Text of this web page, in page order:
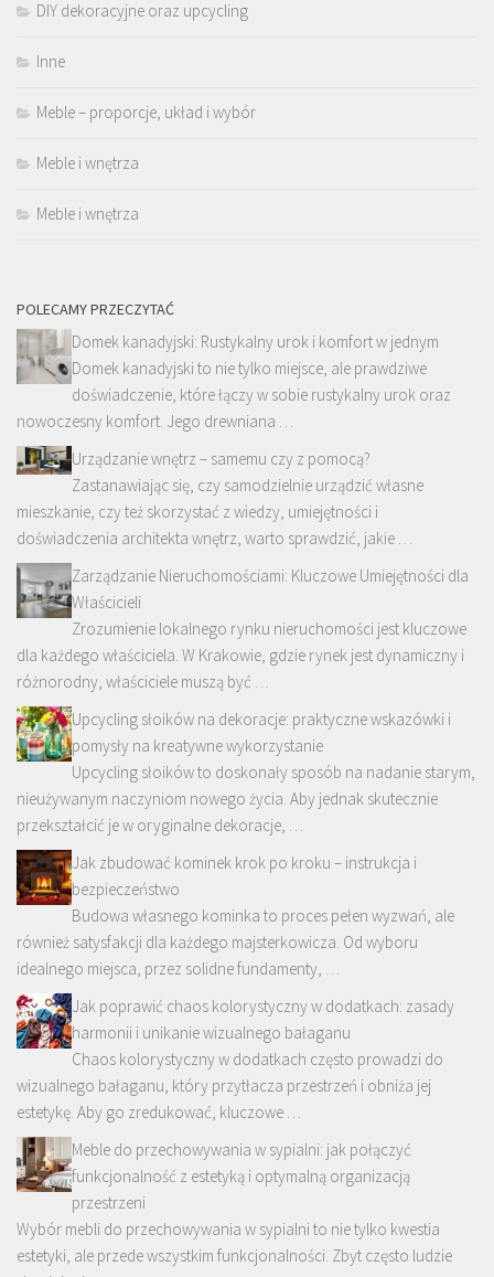
DIY dekoracyjne oraz upcycling
Inne
Meble – proporcje, układ i wybór
Meble i wnętrza
Meble i wnętrza
POLECAMY PRZECZYTAĆ
Domek kanadyjski: Rustykalny urok i komfort w jednym
Domek kanadyjski to nie tylko miejsce, ale prawdziwe
doświadczenie, które łączy w sobie rustykalny urok oraz
nowoczesny komfort. Jego drewniana …
Urządzanie wnętrz – samemu czy z pomocą?
Zastanawiając się, czy samodzielnie urządzić własne
mieszkanie, czy też skorzystać z wiedzy, umiejętności i
doświadczenia architekta wnętrz, warto sprawdzić, jakie …
Zarządzanie Nieruchomościami: Kluczowe Umiejętności dla
Właścicieli
Zrozumienie lokalnego rynku nieruchomości jest kluczowe
dla każdego właściciela. W Krakowie, gdzie rynek jest dynamiczny i
różnorodny, właściciele muszą być …
Upcycling słoików na dekoracje: praktyczne wskazówki i
pomysły na kreatywne wykorzystanie
Upcycling słoików to doskonały sposób na nadanie starym,
nieużywanym naczyniom nowego życia. Aby jednak skutecznie
przekształcić je w oryginalne dekoracje, …
Jak zbudować kominek krok po kroku – instrukcja i
bezpieczeństwo
Budowa własnego kominka to proces pełen wyzwań, ale
również satysfakcji dla każdego majsterkowicza. Od wyboru
idealnego miejsca, przez solidne fundamenty, …
Jak poprawić chaos kolorystyczny w dodatkach: zasady
harmonii i unikanie wizualnego bałaganu
Chaos kolorystyczny w dodatkach często prowadzi do
wizualnego bałaganu, który przytłacza przestrzeń i obniża jej
estetykę. Aby go zredukować, kluczowe …
Meble do przechowywania w sypialni: jak połączyć
funkcjonalność z estetyką i optymalną organizacją
przestrzeni
Wybór mebli do przechowywania w sypialni to nie tylko kwestia
estetyki, ale przede wszystkim funkcjonalności. Zbyt często ludzie